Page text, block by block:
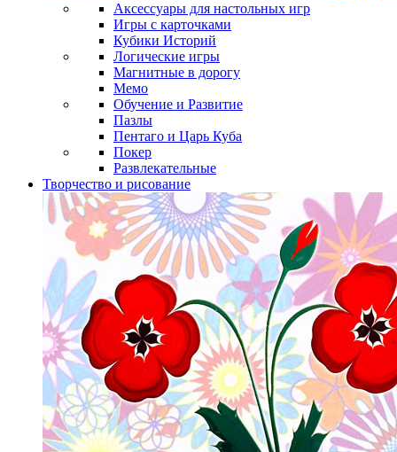
Аксессуары для настольных игр
Игры с карточками
Кубики Историй
Логические игры
Магнитные в дорогу
Мемо
Обучение и Развитие
Пазлы
Пентаго и Царь Куба
Покер
Развлекательные
Творчество и рисование